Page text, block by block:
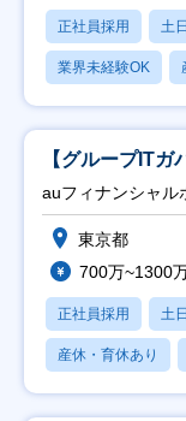
正社員採用 土
業界未経験OK
【グループITガ
auフィナンシャル
東京都
700万~1300
正社員採用 土
産休・育休あり